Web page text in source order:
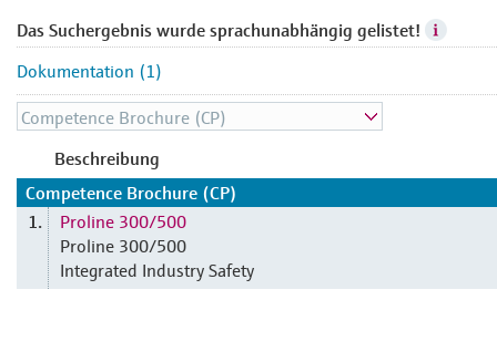
Das Suchergebnis wurde sprachunabhängig gelistet!
Dokumentation (1)
Beschreibung
Competence Brochure (CP)
1.
Proline 300/500
Proline 300/500
Integrated Industry Safety